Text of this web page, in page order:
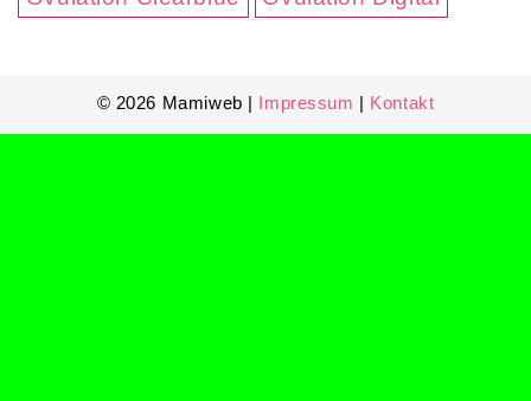
© 2026 Mamiweb | Impressum | Kontakt